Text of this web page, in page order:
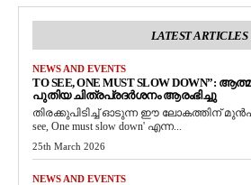
LATEST ARTICLES
NEWS AND EVENTS
TO SEE, ONE MUST SLOW DOWN”:
പുതിയ ചിത്രപ്രദർശനം ആരംഭിച്ചു
തിരക്കുപിടിച്ച് ഓടുന്ന ഈ ലോകത്തിന്
see, One must slow down' എന്ന...
25th March 2026
NEWS AND EVENTS